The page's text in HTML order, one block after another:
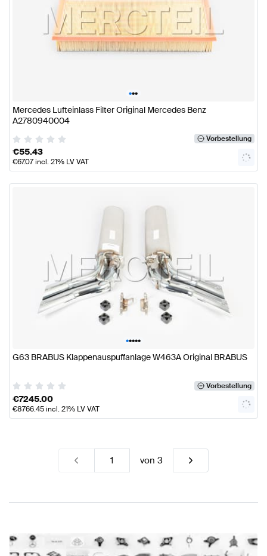
•••
Mercedes Lufteinlass Filter Original Mercedes Benz
A2780940004
Vorbestellung
€55.43
€67.07incl. 21% LV VAT
•••••
G63 BRABUS Klappenauspuffanlage W463A Original BRABUS
Vorbestellung
€7245.00
€8766.45incl. 21% LV VAT
von 3